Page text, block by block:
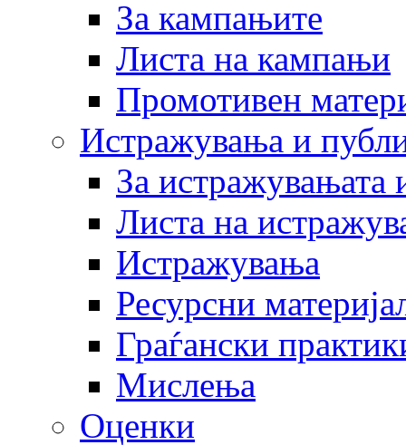
За кампањите
Листа на кампањи
Промотивен
Истражувања и
За истражувањата
Листа на
Истражувања
Ресурсни
Граѓански
Мислења
Оценки